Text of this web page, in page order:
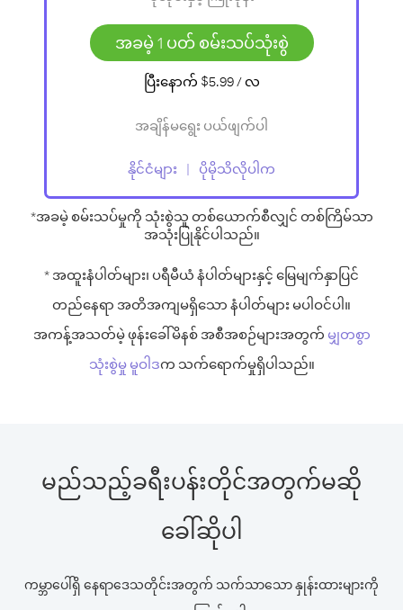
အခမဲ့ 1 ပတ် စမ်းသပ်သုံးစွဲ
ပြီးနောက် $5.99/ လ
အချိန်မရွေး ပယ်ဖျက်ပါ
နိုင်ငံများ ပိုမိုသိလိုပါက
*အခမဲ့ စမ်းသပ်မှုကို သုံးစွဲသူ တစ်ယောက်စီလျှင် တစ်ကြိမ်သာ
အသုံးပြုနိုင်ပါသည်။
* အထူးနံပါတ်များ၊ ပရီမီယံ နံပါတ်များနှင့် မြေမျက်နှာပြင်
တည်နေရာ အတိအကျမရှိသော နံပါတ်များ မပါဝင်ပါ။
အကန့်အသတ်မဲ့ ဖုန်းခေါ်မိနစ် အစီအစဉ်များအတွက် မျှတစွာ
သုံးစွဲမှု မူဝါဒက သက်ရောက်မှုရှိပါသည်။
မည်သည့်ခရီးပန်းတိုင်အတွက်မဆို
ခေါ်ဆိုပါ
ကမ္ဘာပေါ်ရှိ နေရာဒေသတိုင်းအတွက် သက်သာသော နှုန်းထားများကို